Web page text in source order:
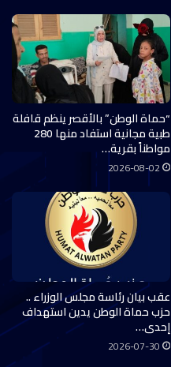
“حماة الوطن” بالأقصر ينظم قافلة
طبية مجانية استفاد منها 280
مواطناً بقرية…
2026-08-02
عقب بيان رئاسة مجلس الوزراء ..
حزب حماة الوطن يدين استهداف
إحدى…
2026-07-30